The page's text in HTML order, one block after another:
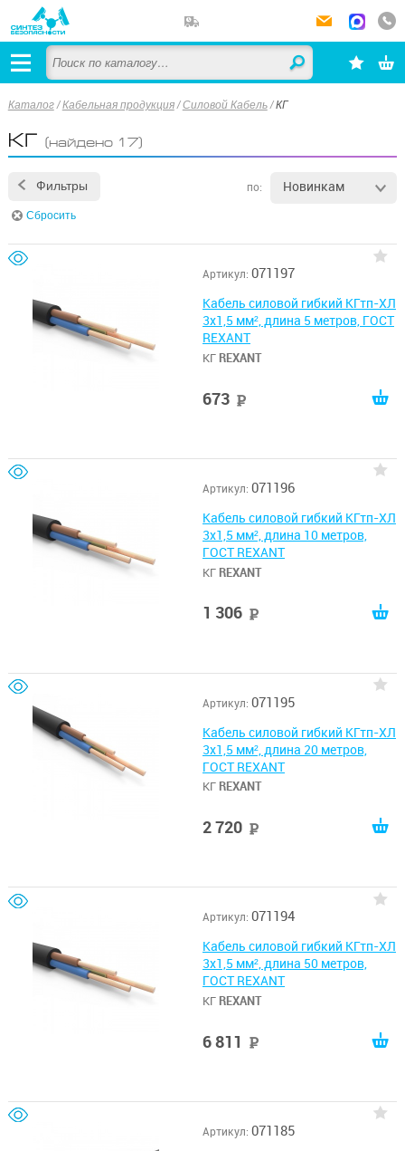
Каталог /Кабельная продукция /Силовой Кабель /КГ
КГ (найдено 17)
Фильтры по: Новинкам
Сбросить
Артикул: 071197
Кабель силовой гибкий КГтп-ХЛ
3х1,5 мм², длина 5 метров, ГОСТ
REXANT
КГ REXANT
673
Артикул: 071196
Кабель силовой гибкий КГтп-ХЛ
3х1,5 мм², длина 10 метров,
ГОСТ REXANT
КГ REXANT
1 306
Артикул: 071195
Кабель силовой гибкий КГтп-ХЛ
3х1,5 мм², длина 20 метров,
ГОСТ REXANT
КГ REXANT
2 720
Артикул: 071194
Кабель силовой гибкий КГтп-ХЛ
3х1,5 мм², длина 50 метров,
ГОСТ REXANT
КГ REXANT
6 811
Артикул: 071185